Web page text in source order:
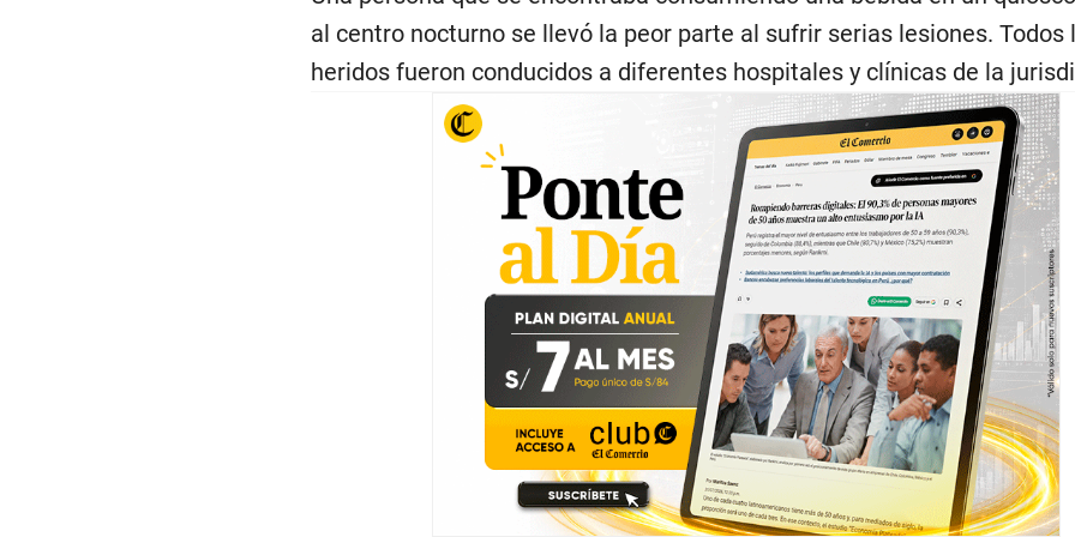
al centro nocturno se llevó la peor parte al sufrir serias lesiones. Todos
heridos fueron conducidos a diferentes hospitales y clínicas de la